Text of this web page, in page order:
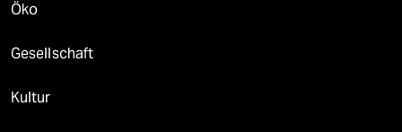
Öko
Gesellschaft
Kultur